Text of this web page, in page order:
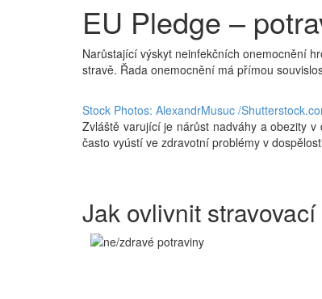
EU Pledge –
Narůstající výskyt neinfekčních onemocnění
stravě. Řada onemocnění má přímou
Stock Photos: AlexandrMusuc /
Zvláště varující je nárůst nadváhy a obezity
často vyústí ve zdravotní problémy v
Jak ovlivnit